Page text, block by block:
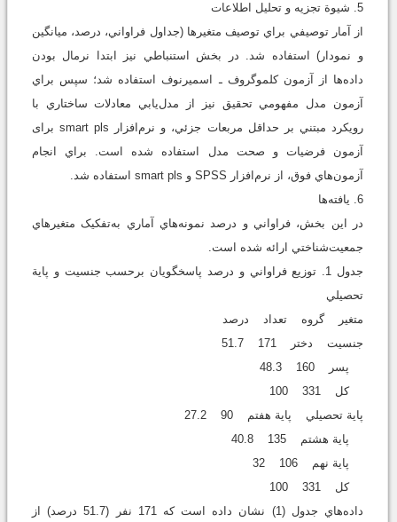
5. شيوة تجزيه و تحليل اطلاعات
از آمار توصيفي براي توصيف متغيرها (جداول فراواني، درصد، ميانگين
و نمودار) استفاده شد. در بخش استنباطي نيز ابتدا نرمال بودن
داده‌ها از آزمون کلموگروف ـ اسميرنوف استفاده شد؛ سپس براي
آزمون مدل مفهومي تحقيق نيز از مدل‌يابي معادلات ساختاري با
رويکرد مبتني بر حداقل مربعات جزئي، و نرم‌افزار smart pls برای
آزمون فرضيات و صحت مدل استفاده شده است. براي انجام
آزمون‌هاي فوق، از نرم‌افزار SPSS و smart pls استفاده شد.
6. يافته‌ها
در اين بخش، فراواني و درصد نمونه‌هاي آماري به‌تفکيک متغيرهاي
جمعيت‌شناختي ارائه شده است.
جدول 1. توزيع فراواني و درصد پاسخگويان برحسب جنسيت و پاية
تحصيلي
متغير گروه تعداد درصد
جنسيت دختر 171 51.7
پسر 160 48.3
کل 331 100
پاية تحصيلي پاية هفتم 90 27.2
پاية هشتم 135 40.8
پاية نهم 106 32
کل 331 100
داده‌هاي جدول (1) نشان داده است که 171 نفر (51.7 درصد) از